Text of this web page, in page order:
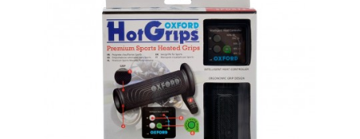
OM OSS/ÅPNINGSTIDER
KONTAKT OSS